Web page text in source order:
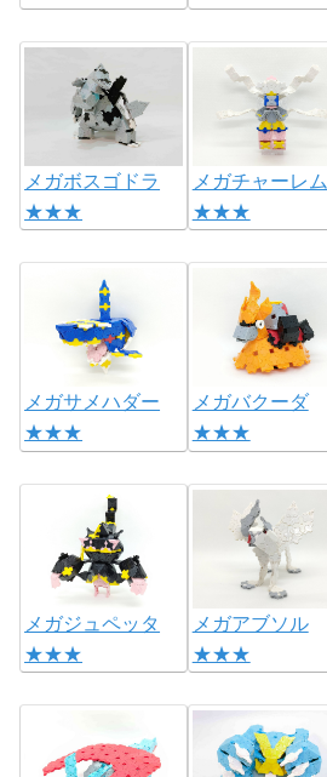
メガボスゴドラ
★★★
メガチャーレム
★★★
メガサメハダー
★★★
メガバクーダ
★★★
メガジュペッタ
★★★
メガアブソル
★★★